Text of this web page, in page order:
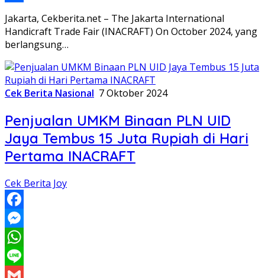
Link
Share
Jakarta, Cekberita.net – The Jakarta International
Handicraft Trade Fair (INACRAFT) On October 2024, yang
berlangsung…
Cek Berita Nasional 7 Oktober 2024
Penjualan UMKM Binaan PLN UID
Jaya Tembus 15 Juta Rupiah di Hari
Pertama INACRAFT
Cek Berita Joy
Facebook
Messenger
WhatsApp
Line